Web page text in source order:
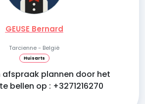
GEUSE Bernard
Tarcienne - België
Huisarts
afspraak plannen door het
bellen op : +3271216270